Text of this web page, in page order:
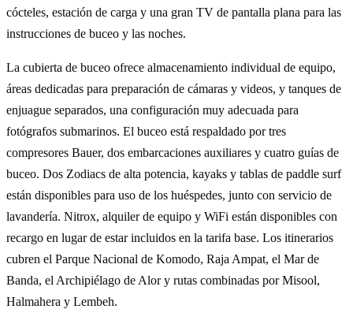
cócteles, estación de carga y una gran TV de pantalla plana para las
instrucciones de buceo y las noches.
La cubierta de buceo ofrece almacenamiento individual de equipo,
áreas dedicadas para preparación de cámaras y videos, y tanques de
enjuague separados, una configuración muy adecuada para
fotógrafos submarinos. El buceo está respaldado por tres
compresores Bauer, dos embarcaciones auxiliares y cuatro guías de
buceo. Dos Zodiacs de alta potencia, kayaks y tablas de paddle surf
están disponibles para uso de los huéspedes, junto con servicio de
lavandería. Nitrox, alquiler de equipo y WiFi están disponibles con
recargo en lugar de estar incluidos en la tarifa base. Los itinerarios
cubren el Parque Nacional de Komodo, Raja Ampat, el Mar de
Banda, el Archipiélago de Alor y rutas combinadas por Misool,
Halmahera y Lembeh.